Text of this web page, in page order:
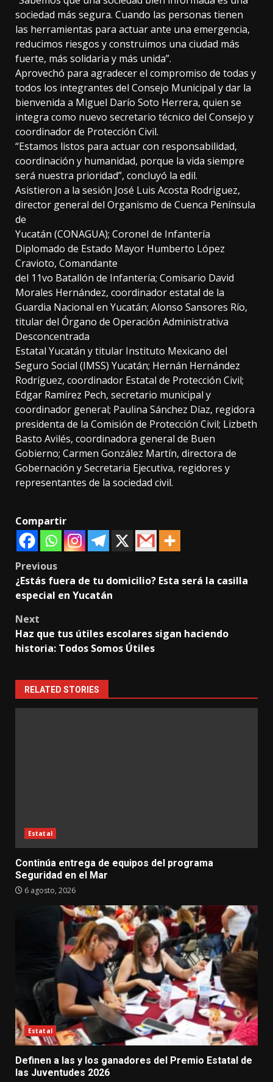
sociedad más segura. Cuando las personas tienen
las herramientas para actuar ante una emergencia,
reducimos riesgos y construimos una ciudad más
fuerte, más solidaria y más unida”.
Aprovechó para agradecer el compromiso de todas y
todos los integrantes del Consejo Municipal y dar la
bienvenida a Miguel Darío Soto Herrera, quien se
integra como nuevo secretario técnico del Consejo y
coordinador de Protección Civil.
“Estamos listos para actuar con responsabilidad,
coordinación y humanidad, porque la vida siempre
será nuestra prioridad”, concluyó la edil.
Asistieron a la sesión José Luis Acosta Rodriguez,
director general del Organismo de Cuenca Península
de
Yucatán (CONAGUA); Coronel de Infantería
Diplomado de Estado Mayor Humberto López
Cravioto, Comandante
del 11vo Batallón de Infantería; Comisario David
Morales Hernández, coordinador estatal de la
Guardia Nacional en Yucatán; Alonso Sansores Río,
titular del Órgano de Operación Administrativa
Desconcentrada
Estatal Yucatán y titular Instituto Mexicano del
Seguro Social (IMSS) Yucatán; Hernán Hernández
Rodríguez, coordinador Estatal de Protección Civil;
Edgar Ramírez Pech, secretario municipal y
coordinador general; Paulina Sánchez Díaz, regidora
presidenta de la Comisión de Protección Civil; Lizbeth
Basto Avilés, coordinadora general de Buen
Gobierno; Carmen González Martín, directora de
Gobernación y Secretaria Ejecutiva, regidores y
representantes de la sociedad civil.
Compartir
Post
navigation
Previous
¿Estás fuera de tu domicilio? Esta será la casilla
especial en Yucatán
Next
Haz que tus útiles escolares sigan haciendo
historia: Todos Somos Útiles
RELATED STORIES
Estatal
Continúa entrega de equipos del programa
Seguridad en el Mar
6 agosto, 2026
Estatal
Definen a las y los ganadores del Premio Estatal de
las Juventudes 2026